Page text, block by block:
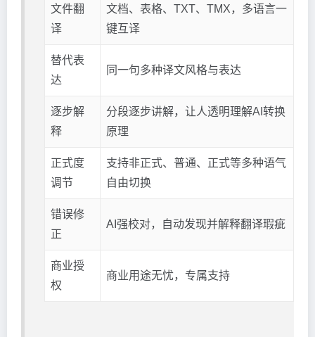
文件翻
译
文档、表格、TXT、TMX，多语言一
键互译
替代表
达
同一句多种译文风格与表达
逐步解
释
分段逐步讲解，让人透明理解AI转换
原理
正式度
调节
支持非正式、普通、正式等多种语气
自由切换
错误修
正
AI强校对，自动发现并解释翻译瑕疵
商业授
权
商业用途无忧，专属支持